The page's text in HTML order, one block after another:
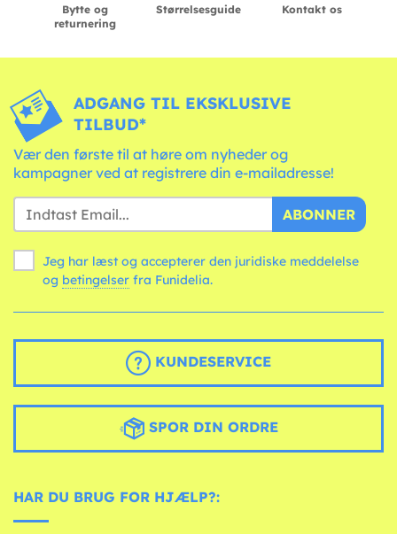
Bytte og
returnering
Størrelsesguide Kontakt os
ADGANG TIL EKSKLUSIVE
TILBUD*
Vær den første til at høre om nyheder og
kampagner ved at registrere din e-mailadresse!
ABONNER
Jeg har læst og accepterer den juridiske meddelelse
og betingelser fra Funidelia.
KUNDESERVICE
SPOR DIN ORDRE
HAR DU BRUG FOR HJÆLP?: